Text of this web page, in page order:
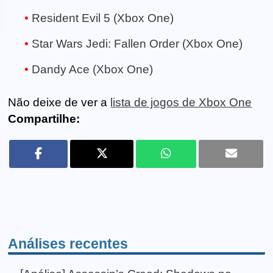
Resident Evil 5 (Xbox One)
Star Wars Jedi: Fallen Order (Xbox One)
Dandy Ace (Xbox One)
Não deixe de ver a lista de jogos de Xbox One
Compartilhe:
Análises recentes